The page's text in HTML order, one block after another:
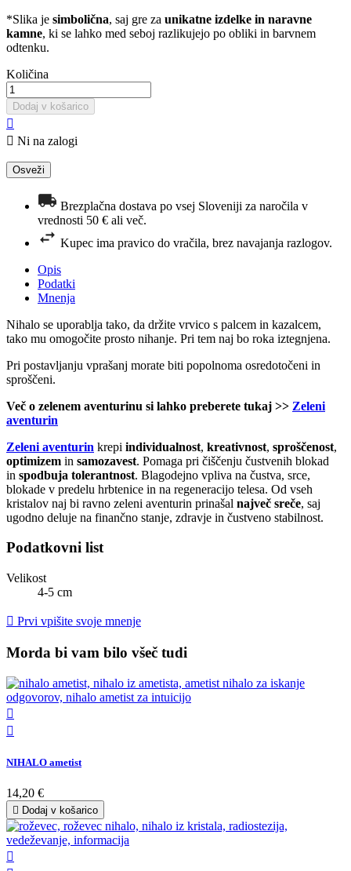
*Slika je simbolična, saj gre za unikatne izdelke in naravne
kamne, ki se lahko med seboj razlikujejo po obliki in barvnem
odtenku.
Količina
Dodaj v košarico

 Ni na zalogi
Brezplačna dostava po vsej Sloveniji za naročila v
vrednosti 50 € ali več.
Kupec ima pravico do vračila, brez navajanja razlogov.
Opis
Podatki
Mnenja
Nihalo se uporablja tako, da držite vrvico s palcem in kazalcem,
tako mu omogočite prosto nihanje. Pri tem naj bo roka iztegnjena.
Pri postavljanju vprašanj morate biti popolnoma osredotočeni in
sproščeni.
Več o zelenem aventurinu si lahko preberete tukaj >> Zeleni
aventurin
Zeleni aventurin krepi individualnost, kreativnost, sproščenost,
optimizem in samozavest. Pomaga pri čiščenju čustvenih blokad
in spodbuja tolerantnost. Blagodejno vpliva na čustva, srce,
blokade v predelu hrbtenice in na regeneracijo telesa. Od vseh
kristalov naj bi ravno zeleni aventurin prinašal največ sreče, saj
ugodno deluje na finančno stanje, zdravje in čustveno stabilnost.
Podatkovni list
Velikost
4-5 cm
 Prvi vpišite svoje mnenje
Morda bi vam bilo všeč tudi


NIHALO ametist
14,20 €
 Dodaj v košarico
